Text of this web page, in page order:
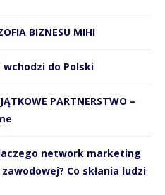
BIZNESU MIHI
wchodzi do Polski
PARTNERSTWO –
Dlaczego network marketing
Co skłania ludzi